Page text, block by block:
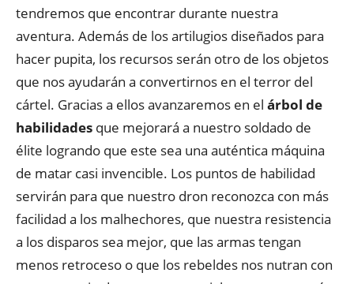
tendremos que encontrar durante nuestra
aventura. Además de los artilugios diseñados para
hacer pupita, los recursos serán otro de los objetos
que nos ayudarán a convertirnos en el terror del
cártel. Gracias a ellos avanzaremos en el árbol de
habilidades que mejorará a nuestro soldado de
élite logrando que este sea una auténtica máquina
de matar casi invencible. Los puntos de habilidad
servirán para que nuestro dron reconozca con más
facilidad a los malhechores, que nuestra resistencia
a los disparos sea mejor, que las armas tengan
menos retroceso o que los rebeldes nos nutran con